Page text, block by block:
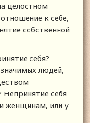
целостном
к себе,
собственной
себя?
значимых людей,
Непринятие себя
женщинам, или у